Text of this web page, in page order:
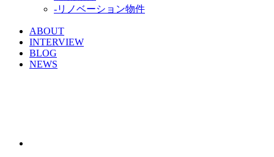
-リノベーション物件
ABOUT
INTERVIEW
BLOG
NEWS